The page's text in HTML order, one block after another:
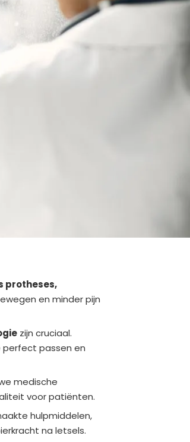
protheses,
en minder pijn
zijn cruciaal.
perfect passen en
medische
voor patiënten.
hulpmiddelen,
na letsels.